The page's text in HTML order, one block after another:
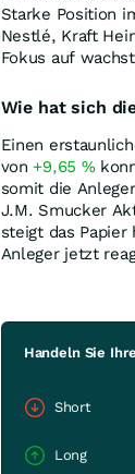
Starke Position
Nestlé, Kraft
Fokus auf
Wie hat sich
Einen
von +9,65 %
somit die
J.M. Smucker
steigt das
Anleger jetzt
Handeln Sie
Short
Long